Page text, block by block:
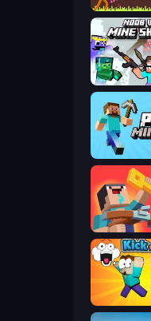
Stickman
Paper
Kick the